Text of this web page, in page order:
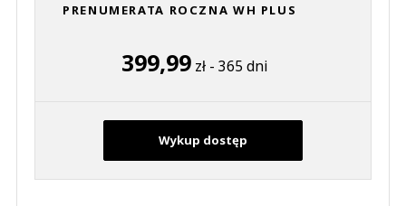
PRENUMERATA ROCZNA WH PLUS
399,99zł - 365 dni
Wykup dostęp